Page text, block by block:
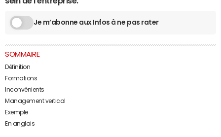
Je m’abonne aux Infos à ne pas rater
SOMMAIRE
Définition
Formations
Inconvénients
Management vertical
Exemple
En anglais